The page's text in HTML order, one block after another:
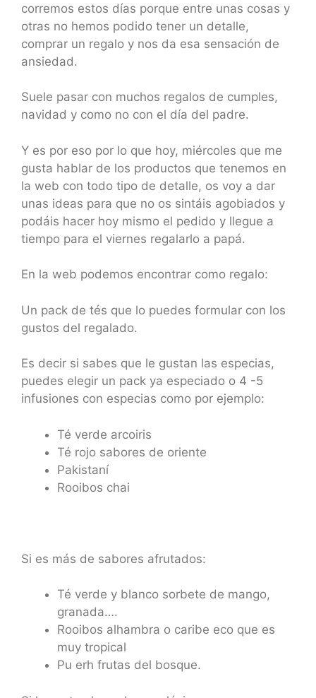
corremos estos días porque entre unas cosas y
otras no hemos podido tener un detalle,
comprar un regalo y nos da esa sensación de
ansiedad.
Suele pasar con muchos regalos de cumples,
navidad y como no con el día del padre.
Y es por eso por lo que hoy, miércoles que me
gusta hablar de los productos que tenemos en
la web con todo tipo de detalle, os voy a dar
unas ideas para que no os sintáis agobiados y
podáis hacer hoy mismo el pedido y llegue a
tiempo para el viernes regalarlo a papá.
En la web podemos encontrar como regalo:
Un pack de tés que lo puedes formular con los
gustos del regalado.
Es decir si sabes que le gustan las especias,
puedes elegir un pack ya especiado o 4 -5
infusiones con especias como por ejemplo:
Té verde arcoiris
Té rojo sabores de oriente
Pakistaní
Rooibos chai
Si es más de sabores afrutados:
Té verde y blanco sorbete de mango,
granada….
Rooibos alhambra o caribe eco que es
muy tropical
Pu erh frutas del bosque.